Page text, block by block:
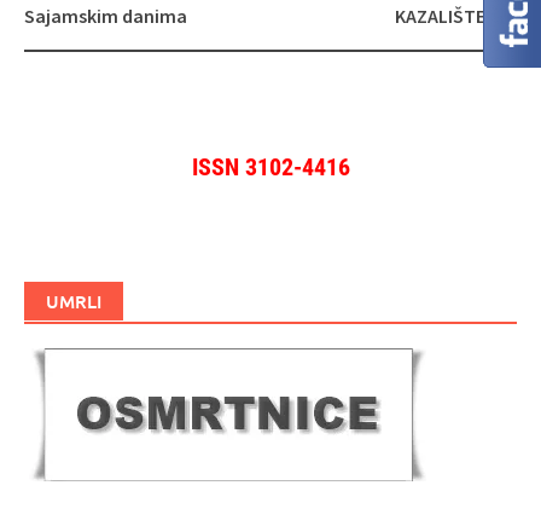
Sajamskim danima
KAZALIŠTE
ISSN 3102-4416
UMRLI